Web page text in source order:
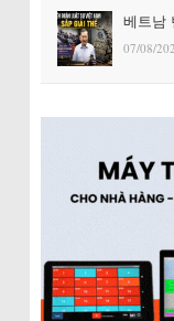
베트남
07/08/